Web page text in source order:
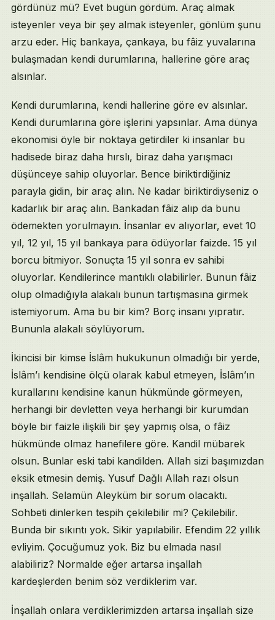
gördünüz mü? Evet bugün gördüm. Araç almak
isteyenler veya bir şey almak isteyenler, gönlüm şunu
arzu eder. Hiç bankaya, çankaya, bu fâiz yuvalarına
bulaşmadan kendi durumlarına, hallerine göre araç
alsınlar.
Kendi durumlarına, kendi hallerine göre ev alsınlar.
Kendi durumlarına göre işlerini yapsınlar. Ama dünya
ekonomisi öyle bir noktaya getirdiler ki insanlar bu
hadisede biraz daha hırslı, biraz daha yarışmacı
düşünceye sahip oluyorlar. Bence biriktirdiğiniz
parayla gidin, bir araç alın. Ne kadar biriktirdiyseniz o
kadarlık bir araç alın. Bankadan fâiz alıp da bunu
ödemekten yorulmayın. İnsanlar ev alıyorlar, evet 10
yıl, 12 yıl, 15 yıl bankaya para ödüyorlar faizde. 15 yıl
borcu bitmiyor. Sonuçta 15 yıl sonra ev sahibi
oluyorlar. Kendilerince mantıklı olabilirler. Bunun fâiz
olup olmadığıyla alakalı bunun tartışmasına girmek
istemiyorum. Ama bu bir kim? Borç insanı yıpratır.
Bununla alakalı söylüyorum.
İkincisi bir kimse İslâm hukukunun olmadığı bir yerde,
İslâm’ı kendisine ölçü olarak kabul etmeyen, İslâm’ın
kurallarını kendisine kanun hükmünde görmeyen,
herhangi bir devletten veya herhangi bir kurumdan
böyle bir faizle ilişkili bir şey yapmış olsa, o fâiz
hükmünde olmaz hanefilere göre. Kandil mübarek
olsun. Bunlar eski tabi kandilden. Allah sizi başımızdan
eksik etmesin demiş. Yusuf Dağlı Allah razı olsun
inşallah. Selamün Aleyküm bir sorum olacaktı.
Sohbeti dinlerken tespih çekilebilir mi? Çekilebilir.
Bunda bir sıkıntı yok. Sikir yapılabilir. Efendim 22 yıllık
evliyim. Çocuğumuz yok. Biz bu elmada nasıl
alabiliriz? Normalde eğer artarsa inşallah
kardeşlerden benim söz verdiklerim var.
İnşallah onlara verdiklerimizden artarsa inşallah size